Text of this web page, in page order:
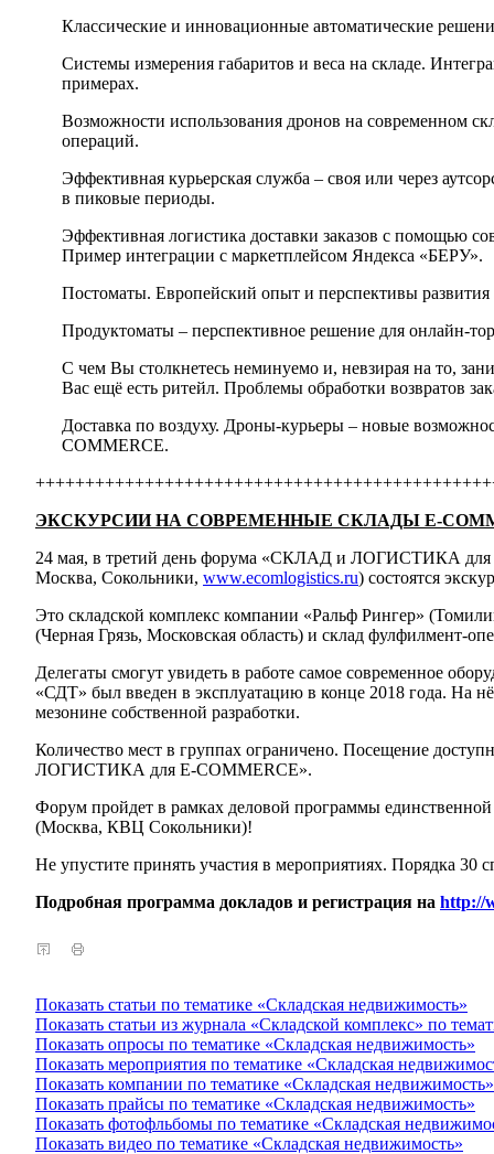
Классические и инновационные автоматические
Системы измерения габаритов и веса на складе.
примерах.
Возможности использования дронов на современном
операций.
Эффективная курьерская служба – своя или через
в пиковые периоды.
Эффективная логистика доставки заказов с помощью
Пример интеграции с маркетплейсом Яндекса «БЕРУ».
Постоматы. Европейский опыт и перспективы развития
Продуктоматы – перспективное решение для онлайн-
С чем Вы столкнетесь неминуемо и, невзирая на то,
Вас ещё есть ритейл. Проблемы обработки возвратов
Доставка по воздуху. Дроны-курьеры – новые
COMMERCE.
ЭКСКУРСИИ НА СОВРЕМЕННЫЕ СКЛАДЫ E-
24 мая, в третий день форума «СКЛАД и ЛОГИСТИКА для
Москва, Сокольники, www.ecomlogistics.ru) состоятся
Это складской комплекс компании «Ральф Рингер»
(Черная Грязь, Московская область) и склад фулфилмент-
Делегаты смогут увидеть в работе самое современное
«СДТ» был введен в эксплуатацию в конце 2018 года. На
мезонине собственной разработки.
Количество мест в группах ограничено. Посещение
ЛОГИСТИКА для E-COMMERCE».
Форум пройдет в рамках деловой программы
(Москва, КВЦ Сокольники)!
Не упустите принять участия в мероприятиях. Порядка 30
Подробная программа докладов и регистрация на http://
Показать статьи по тематике «Складская недвижимость»
Показать статьи из журнала «Складской комплекс» по
Показать опросы по тематике «Складская недвижимость»
Показать мероприятия по тематике «Складская
Показать компании по тематике «Складская недвижимость»
Показать прайсы по тематике «Складская недвижимость»
Показать фотофльбомы по тематике «Складская
Показать видео по тематике «Складская недвижимость»